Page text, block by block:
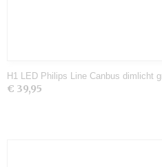
H1 LED Philips Line Canbus dimlicht
€ 39,95